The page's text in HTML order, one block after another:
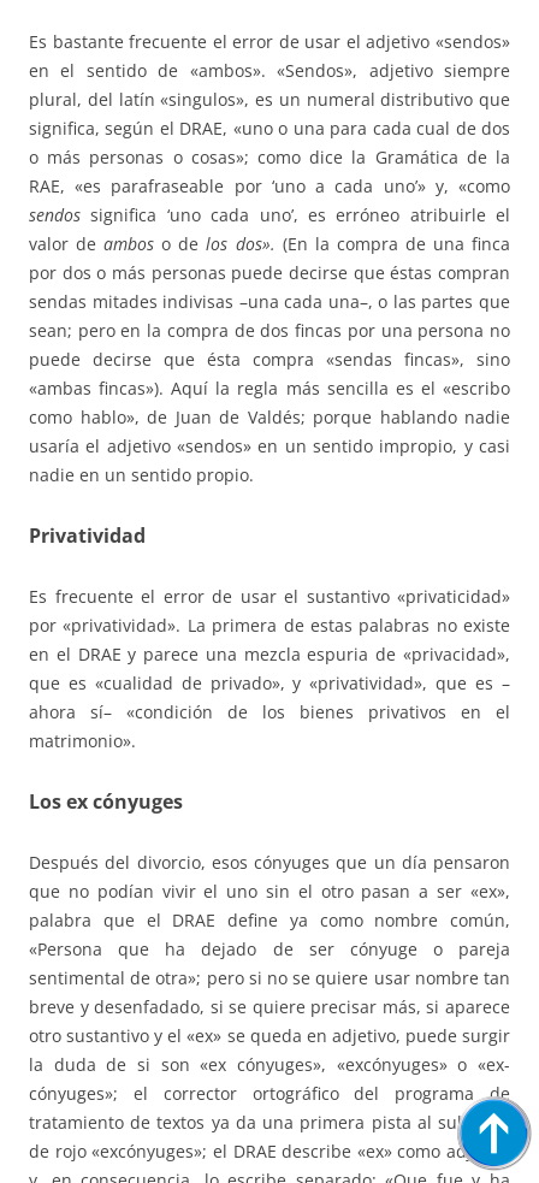
Es bastante frecuente el error de usar el adjetivo «sendos»
en el sentido de «ambos». «Sendos», adjetivo siempre
plural, del latín «singulos», es un numeral distributivo que
significa, según el DRAE, «uno o una para cada cual de dos
o más personas o cosas»; como dice la Gramática de la
RAE, «es parafraseable por ‘uno a cada uno’» y, «como
sendos significa ‘uno cada uno’, es erróneo atribuirle el
valor deambos o delos dos». (En la compra de una finca
por dos o más personas puede decirse que éstas compran
sendas mitades indivisas –una cada una–, o las partes que
sean; pero en la compra de dos fincas por una persona no
puede decirse que ésta compra «sendas fincas», sino
«ambas fincas»). Aquí la regla más sencilla es el «escribo
como hablo», de Juan de Valdés; porque hablando nadie
usaría el adjetivo «sendos» en un sentido impropio, y casi
nadie en un sentido propio.
Privatividad
Es frecuente el error de usar el sustantivo «privaticidad»
por «privatividad». La primera de estas palabras no existe
en el DRAE y parece una mezcla espuria de «privacidad»,
que es «cualidad de privado», y «privatividad», que es –
ahora sí– «condición de los bienes privativos en el
matrimonio».
Los ex cónyuges
Después del divorcio, esos cónyuges que un día pensaron
que no podían vivir el uno sin el otro pasan a ser «ex»,
palabra que el DRAE define ya como nombre común,
«Persona que ha dejado de ser cónyuge o pareja
sentimental de otra»; pero si no se quiere usar nombre tan
breve y desenfadado, si se quiere precisar más, si aparece
otro sustantivo y el «ex» se queda en adjetivo, puede surgir
la duda de si son «ex cónyuges», «excónyuges» o «ex-
cónyuges»; el corrector ortográfico del programa de
tratamiento de textos ya da una primera pista al subrayar
de rojo «excónyuges»; el DRAE describe «ex» como adjetivo